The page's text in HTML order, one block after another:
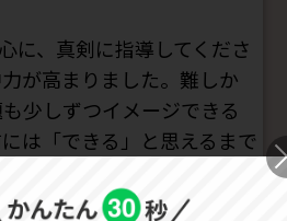
に、真剣に指導してくださ
が高まりました。難しか
少しずつイメージできる
は「できる」と思えるまで